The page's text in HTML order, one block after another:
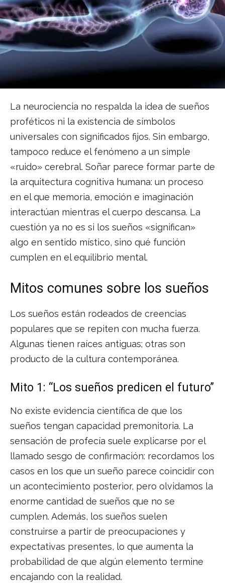
La neurociencia no respalda la idea de sueños
proféticos ni la existencia de símbolos
universales con significados fijos. Sin embargo,
tampoco reduce el fenómeno a un simple
«ruido» cerebral. Soñar parece formar parte de
la arquitectura cognitiva humana: un proceso
en el que memoria, emoción e imaginación
interactúan mientras el cuerpo descansa. La
cuestión ya no es si los sueños «significan»
algo en sentido místico, sino qué función
cumplen en el equilibrio mental.
Mitos comunes sobre los sueños
Los sueños están rodeados de creencias
populares que se repiten con mucha fuerza.
Algunas tienen raíces antiguas; otras son
producto de la cultura contemporánea.
Mito 1: “Los sueños predicen el futuro”
No existe evidencia científica de que los
sueños tengan capacidad premonitoria. La
sensación de profecía suele explicarse por el
llamado sesgo de confirmación: recordamos los
casos en los que un sueño parece coincidir con
un acontecimiento posterior, pero olvidamos la
enorme cantidad de sueños que no se
cumplen. Además, los sueños suelen
construirse a partir de preocupaciones y
expectativas presentes, lo que aumenta la
probabilidad de que algún elemento termine
encajando con la realidad.